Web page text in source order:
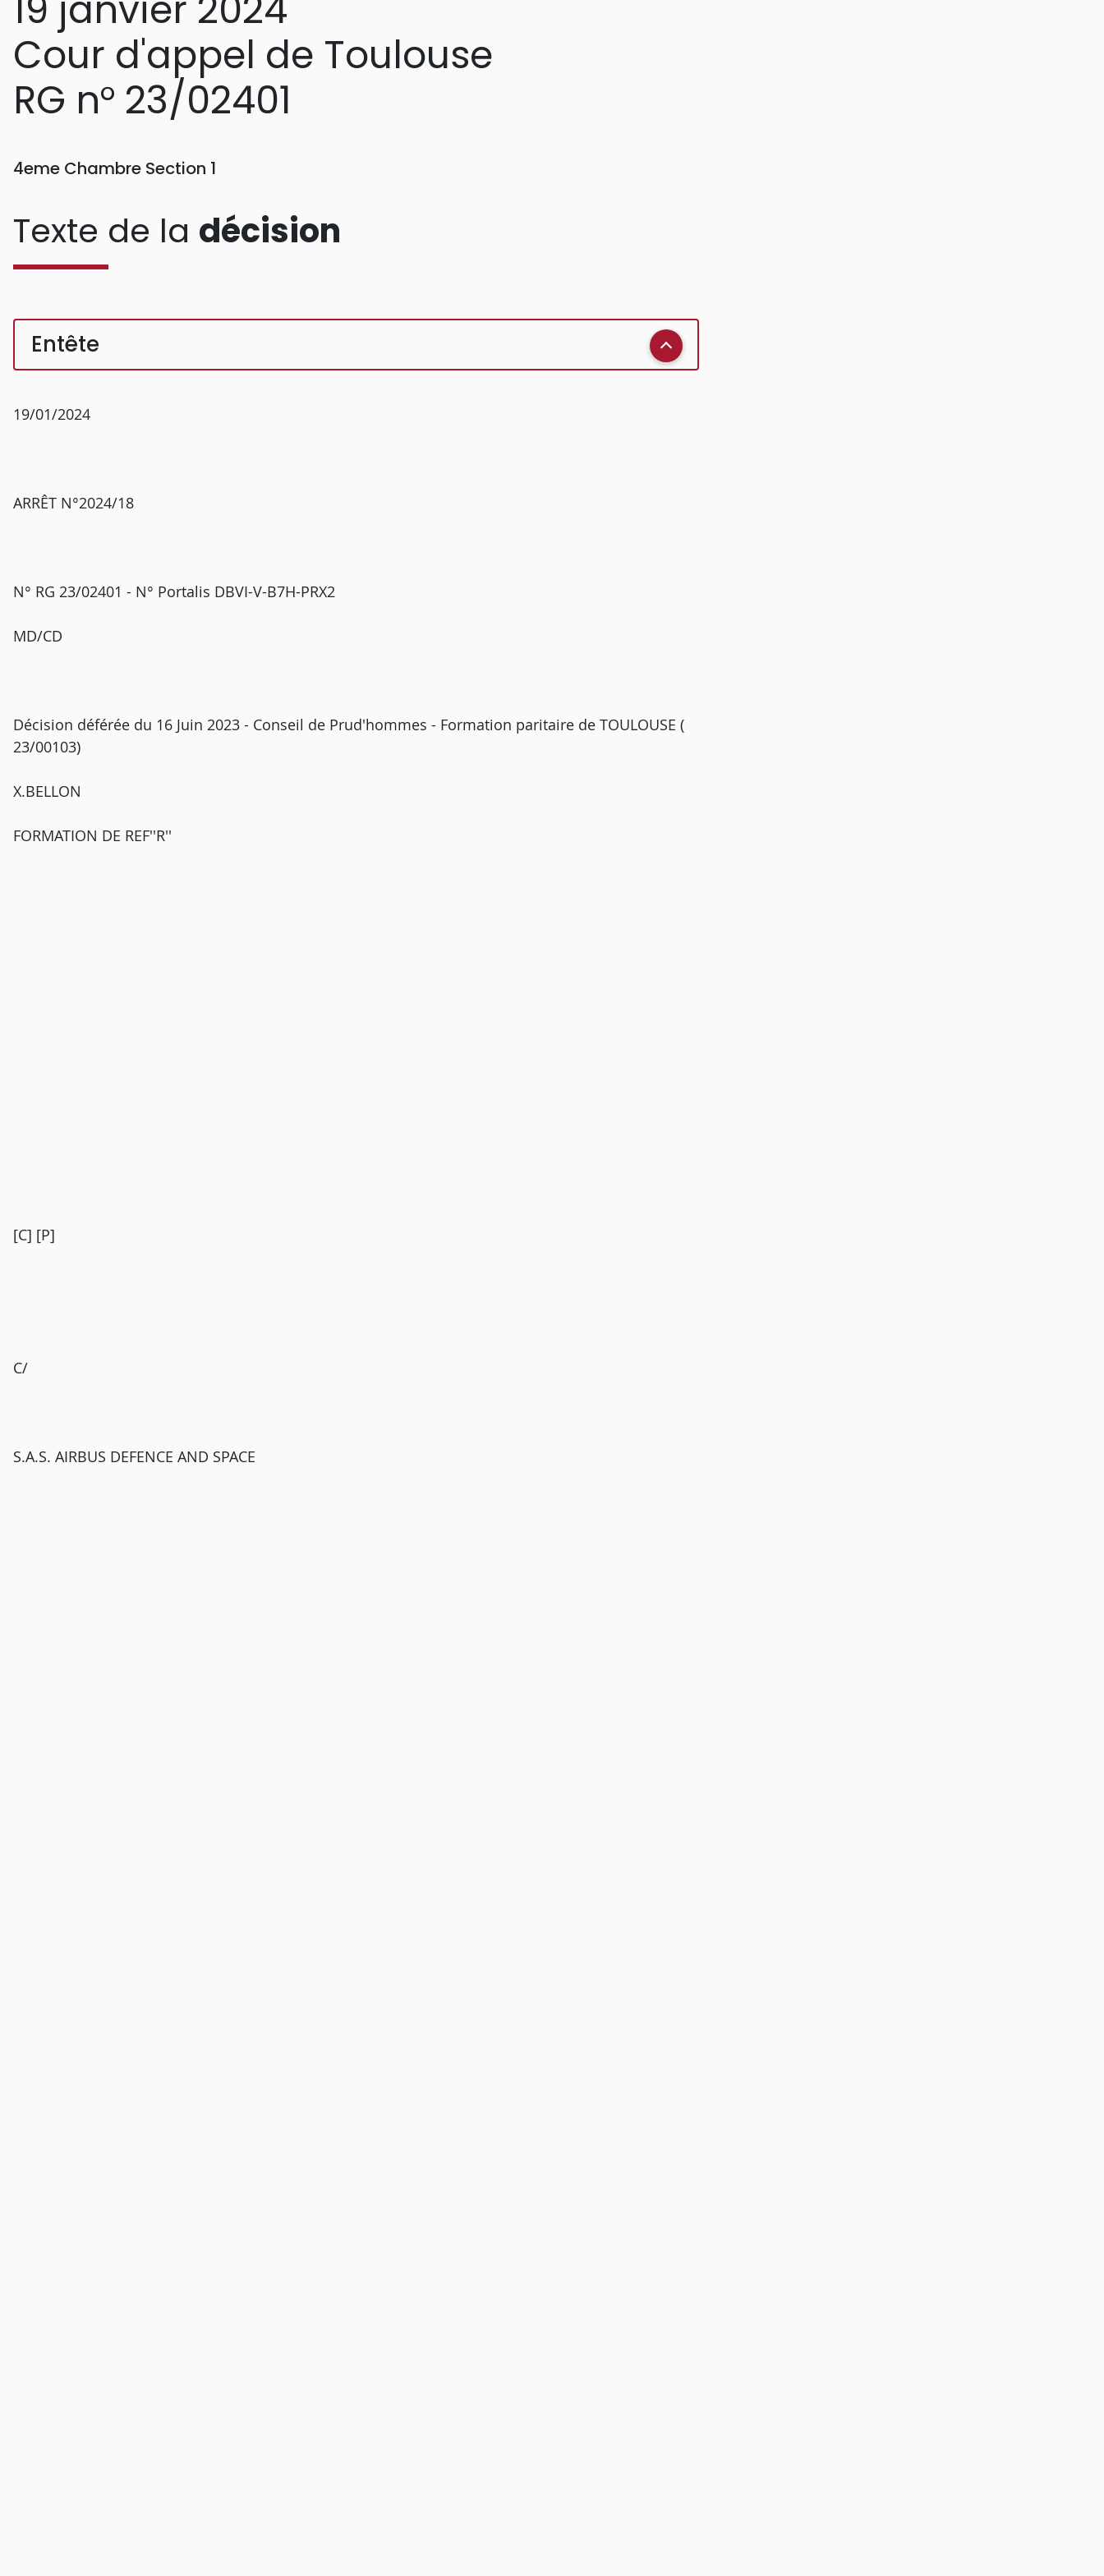
Cour d'appel de Toulouse
RG n° 23/02401
4eme Chambre Section 1
Texte de la décision
Entête
19/01/2024
ARRÊT N°2024/18
N° RG 23/02401 - N° Portalis DBVI-V-B7H-PRX2
MD/CD
Décision déférée du 16 Juin 2023 - Conseil de Prud'hommes - Formation paritaire de TOULOUSE (
23/00103)
X.BELLON
FORMATION DE REF''R''
[C] [P]
C/
S.A.S. AIRBUS DEFENCE AND SPACE